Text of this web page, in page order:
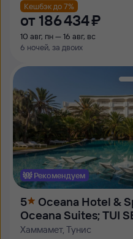
Кешбэк до 7%
от 186 ⁠434 ⁠₽
10 авг, пн — 16 авг, вс
6 ночей, за двоих
Рекомендуем
5
Oceana Hotel &
Oceana Suites; TUI
Resort & Spa)
Хаммамет, Тунис